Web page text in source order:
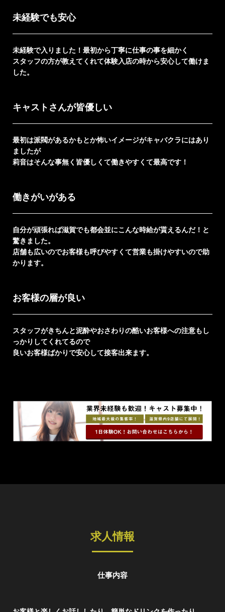
未経験でも安心
未経験で入りました！最初から丁寧に仕事の事を細かく
スタッフの方が教えてくれて体験入店の時から安心して働けま
した。
キャストさんが皆優しい
最初は派閥があるかもとか怖いイメージがキャバクラにはあり
ましたが
莉音はそんな事無く皆優しくて働きやすくて最高です！
働きがいがある
自分が頑張れば滋賀でも都会並にこんな時給が貰えるんだ！と
驚きました。
店舗も広いのでお客様も呼びやすくて営業も掛けやすいので助
かります。
お客様の層が良い
スタッフがきちんと泥酔やおさわりの酷いお客様への注意もし
っかりしてくれてるので
良いお客様ばかりで安心して接客出来ます。
求人情報
仕事内容